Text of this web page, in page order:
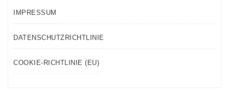
IMPRESSUM
DATENSCHUTZRICHTLINIE
COOKIE-RICHTLINIE (EU)